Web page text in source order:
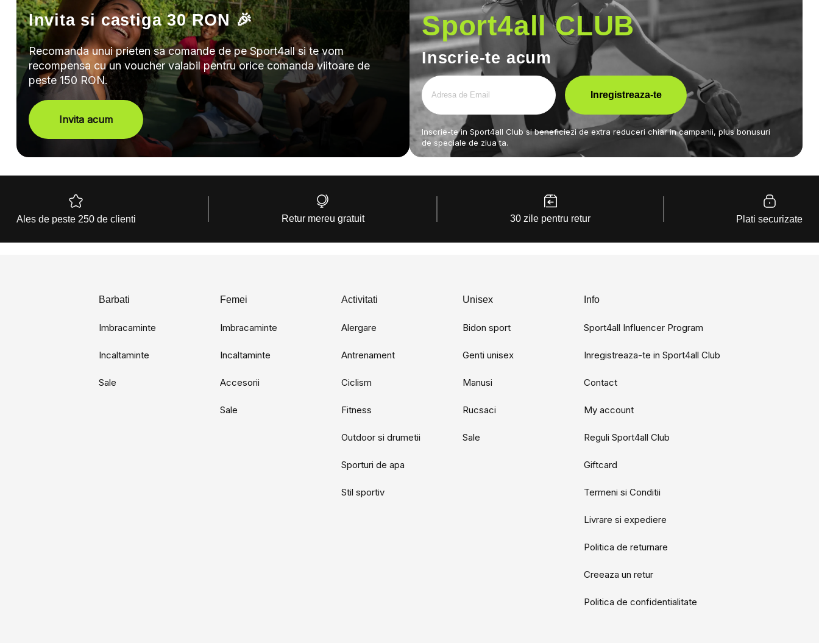
Invita si castiga 30 RON 🎉
Recomanda unui prieten sa comande de pe Sport4all si te vom
recompensa cu un voucher valabil pentru orice comanda viitoare de
peste 150 RON.
Invita acum
Sport4all CLUB
Inscrie-te acum
Inscrie-te in Sport4all Club si beneficiezi de extra reduceri chiar in campanii, plus bonusuri
de speciale de ziua ta.
Ales de peste 250 de clienti Retur mereu gratuit 30 zile pentru retur Plati securizate
Barbati
Imbracaminte
Incaltaminte
Sale
Femei
Imbracaminte
Incaltaminte
Accesorii
Sale
Activitati
Alergare
Antrenament
Ciclism
Fitness
Outdoor si drumetii
Sporturi de apa
Stil sportiv
Unisex
Bidon sport
Genti unisex
Manusi
Rucsaci
Sale
Info
Sport4all Influencer Program
Inregistreaza-te in Sport4all Club
Contact
My account
Reguli Sport4all Club
Giftcard
Termeni si Conditii
Livrare si expediere
Politica de returnare
Creeaza un retur
Politica de confidentialitate